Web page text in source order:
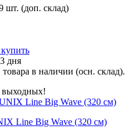
шт. (доп. склад)
дня
в наличии (осн. склад).
выходных!
Line Big Wave (320 см)